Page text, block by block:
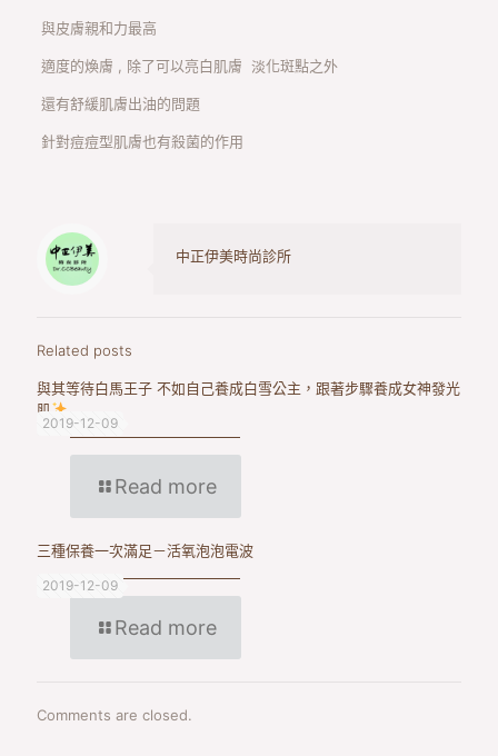
與皮膚親和力最高
適度的煥膚 , 除了可以亮白肌膚 淡化斑點之外
還有舒緩肌膚出油的問題
針對痘痘型肌膚也有殺菌的作用
中正伊美時尚診所
Related posts
2019-12-09
與其等待白馬王子 不如自己養成白雪公主，跟著步驟養成女神發光
肌
Read more
2019-12-09
三種保養一次滿足－活氧泡泡電波
Read more
Comments are closed.